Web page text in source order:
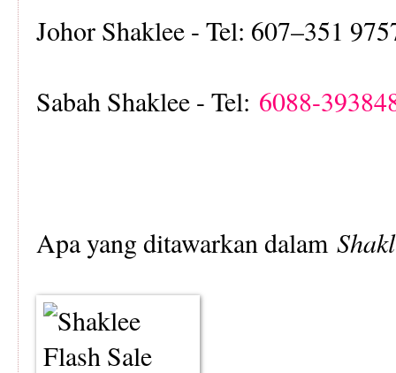
Johor Shaklee - Tel: 607–351
Sabah Shaklee - Tel: 6088-
Apa yang ditawarkan dalam